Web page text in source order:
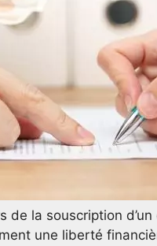
la souscription
une liberté